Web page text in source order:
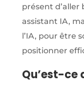
présent d’aller
assistant IA,
l’IA, pour être
positionner
Qu’est-ce